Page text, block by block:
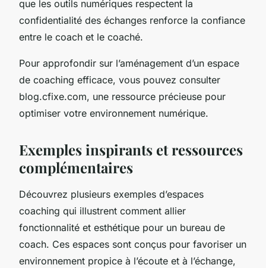
que les outils numériques respectent la
confidentialité des échanges renforce la confiance
entre le coach et le coaché.
Pour approfondir sur l’aménagement d’un espace
de coaching efficace, vous pouvez consulter
blog.cfixe.com, une ressource précieuse pour
optimiser votre environnement numérique.
Exemples inspirants et ressources
complémentaires
Découvrez plusieurs exemples d’espaces
coaching qui illustrent comment allier
fonctionnalité et esthétique pour un bureau de
coach. Ces espaces sont conçus pour favoriser un
environnement propice à l’écoute et à l’échange,